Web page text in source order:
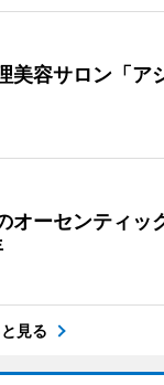
美容サロン「ア
オーセンティッ
見る